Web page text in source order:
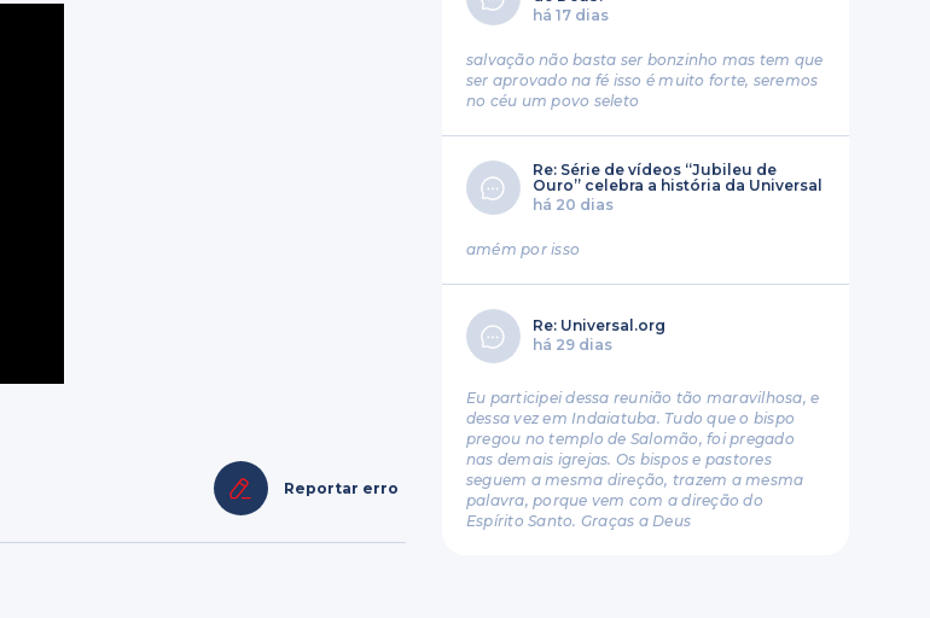
Reportar erro
há 17 dias
salvação não basta ser bonzinho mas tem que
ser aprovado na fé isso é muito forte, seremos
no céu um povo seleto
Re: Série de vídeos “Jubileu de
Ouro” celebra a história da Universal
há 20 dias
amém por isso
Re: Universal.org
há 29 dias
Eu participei dessa reunião tão maravilhosa, e
dessa vez em Indaiatuba. Tudo que o bispo
pregou no templo de Salomão, foi pregado
nas demais igrejas. Os bispos e pastores
seguem a mesma direção, trazem a mesma
palavra, porque vem com a direção do
Espírito Santo. Graças a Deus